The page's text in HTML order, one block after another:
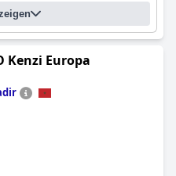
Kenzi Europa